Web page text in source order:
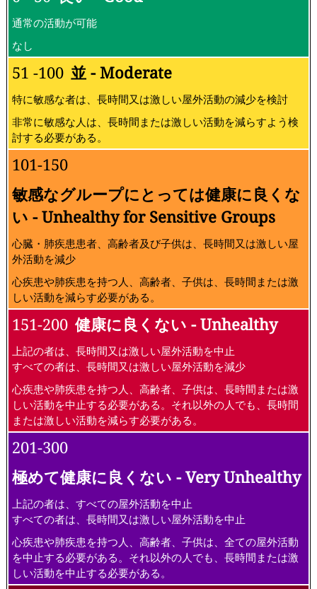
通常の活動が可能
なし
51 -100 並 - Moderate
特に敏感な者は、長時間又は激しい屋外活動の減少を検討
非常に敏感な人は、長時間または激しい活動を減らすよう検
討する必要がある。
101-150
敏感なグループにとっては健康に良くな
い - Unhealthy for Sensitive Groups
心臓・肺疾患患者、高齢者及び子供は、長時間又は激しい屋
外活動を減少
心疾患や肺疾患を持つ人、高齢者、子供は、長時間または激
しい活動を減らす必要がある。
151-200 健康に良くない - Unhealthy
上記の者は、長時間又は激しい屋外活動を中止
すべての者は、長時間又は激しい屋外活動を減少
心疾患や肺疾患を持つ人、高齢者、子供は、長時間または激
しい活動を中止する必要がある。それ以外の人でも、長時間
または激しい活動を減らす必要がある。
201-300
極めて健康に良くない - Very Unhealthy
上記の者は、すべての屋外活動を中止
すべての者は、長時間又は激しい屋外活動を中止
心疾患や肺疾患を持つ人、高齢者、子供は、全ての屋外活動
を中止する必要がある。それ以外の人でも、長時間または激
しい活動を中止する必要がある。